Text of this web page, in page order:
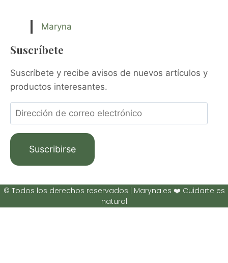
Maryna
Suscríbete
Suscríbete y recibe avisos de nuevos artículos y
productos interesantes.
Suscribirse
© Todos los derechos reservados | Maryna.es ❤️ Cuidarte es
natural